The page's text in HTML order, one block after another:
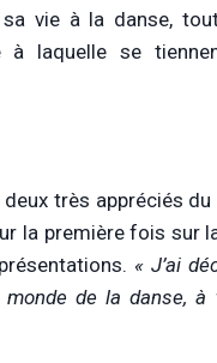
vie à la danse,
laquelle se
très appréciés
la première fois sur
« J’ai
de la danse,